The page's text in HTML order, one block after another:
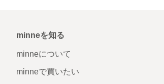
minneを知る
minneについて
minneで買いたい